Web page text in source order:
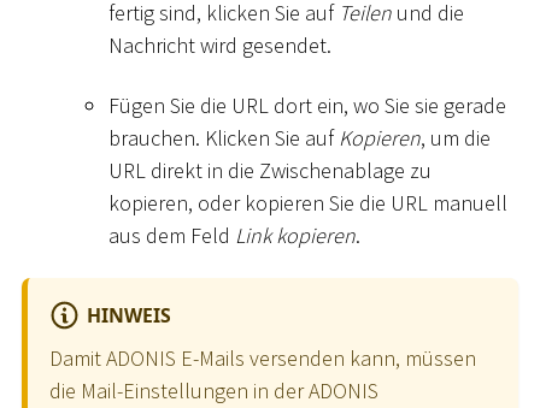
fertig sind, klicken Sie auf Teilen und die
Nachricht wird gesendet.
Fügen Sie die URL dort ein, wo Sie sie gerade
brauchen. Klicken Sie aufKopieren, um die
URL direkt in die Zwischenablage zu
kopieren, oder kopieren Sie die URL manuell
aus dem Feld Link kopieren.
HINWEIS
Damit ADONIS E-Mails versenden kann, müssen
die Mail-Einstellungen in der ADONIS